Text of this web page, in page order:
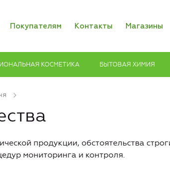
Покупателям Контакты Магазины
КОСМЕТИКА БЫТОВАЯ ХИМИЯ
продукции, обстоятельства
мониторинга и контроля.